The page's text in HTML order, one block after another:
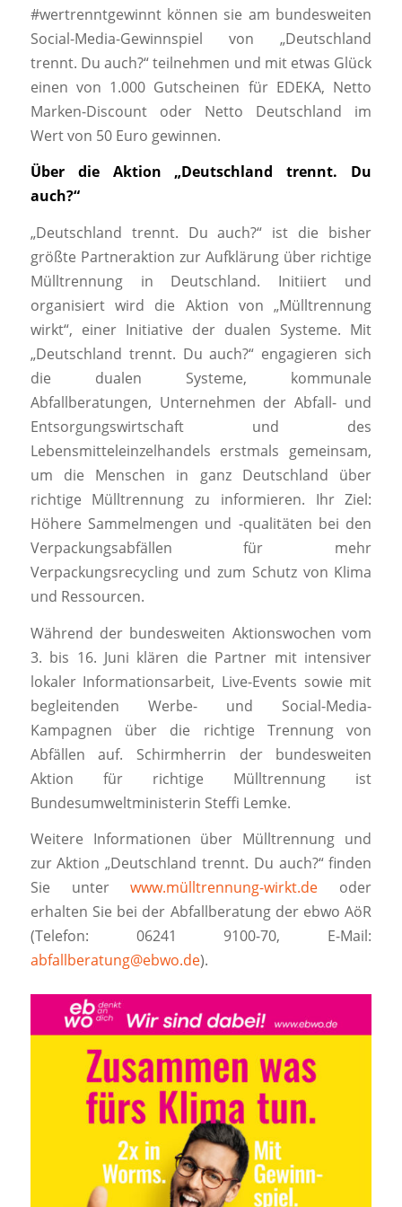
#wertrenntgewinnt können sie am bundesweiten
Social-Media-Gewinnspiel von „Deutschland
trennt. Du auch?“ teilnehmen und mit etwas Glück
einen von 1.000 Gutscheinen für EDEKA, Netto
Marken-Discount oder Netto Deutschland im
Wert von 50 Euro gewinnen.
Über die Aktion „Deutschland trennt. Du
auch?“
„Deutschland trennt. Du auch?“ ist die bisher
größte Partneraktion zur Aufklärung über richtige
Mülltrennung in Deutschland. Initiiert und
organisiert wird die Aktion von „Mülltrennung
wirkt“, einer Initiative der dualen Systeme. Mit
„Deutschland trennt. Du auch?“ engagieren sich
die dualen Systeme, kommunale
Abfallberatungen, Unternehmen der Abfall- und
Entsorgungswirtschaft und des
Lebensmitteleinzelhandels erstmals gemeinsam,
um die Menschen in ganz Deutschland über
richtige Mülltrennung zu informieren. Ihr Ziel:
Höhere Sammelmengen und -qualitäten bei den
Verpackungsabfällen für mehr
Verpackungsrecycling und zum Schutz von Klima
und Ressourcen.
Während der bundesweiten Aktionswochen vom
3. bis 16. Juni klären die Partner mit intensiver
lokaler Informationsarbeit, Live-Events sowie mit
begleitenden Werbe- und Social-Media-
Kampagnen über die richtige Trennung von
Abfällen auf. Schirmherrin der bundesweiten
Aktion für richtige Mülltrennung ist
Bundesumweltministerin Steffi Lemke.
Weitere Informationen über Mülltrennung und
zur Aktion „Deutschland trennt. Du auch?“ finden
Sie unterwww.mülltrennung-wirkt.de oder
erhalten Sie bei der Abfallberatung der ebwo AöR
(Telefon: 06241 9100-70, E-Mail:
abfallberatung@ebwo.de).